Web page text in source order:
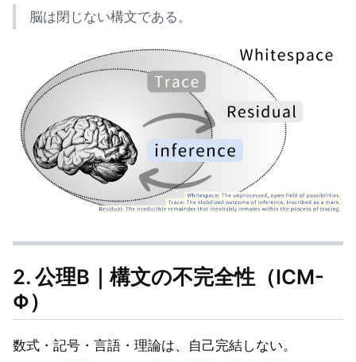
脳は閉じない構文である。
2. 公理B｜構文の不完全性（ICM-
Φ）
数式・記号・言語・理論は、自己完結しない。